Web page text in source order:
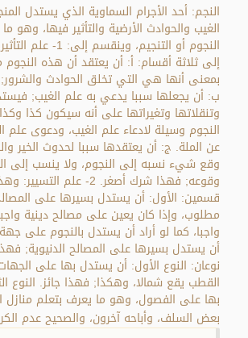
النجم: أحد الأجرام السماوية الذي يستدل
الغيب والحوادث الأرضية والتأثير فيها، وهو
النجوم أو التنجيم،
إلى ثلاثة أقسام: أ: أن يعتقد أن هذه النجوم
بمعنى أنها هي التي تخلق الحوادث
ب: أن يجعلها سببا يدعي به علم الغيب;
وتنقلاتها وتغيراتها على أنه سيكون كذا
النجوم وسيلة لادعاء علم الغيب، ودعوى علم
عن الملة. ج: أن يعتقدها سببا لحدوث الخير
وقع شيء نسبه إلى النجوم، ولا ينسب إلى
وقوعه; فهذا شرك أصغر. 2- علم
قسمين: الأول: أن يستدل بسيرها على
مطلوب، وإذا كان يعين على مصالح دينية
واجبا، كما لو أراد أن يستدل بالنجوم على جهة
أن يستدل بسيرها على المصالح الدنيوية;
نوعان: النوع الأول: أن يستدل بها على
القطب يقع شمالا، وهكذا; فهذا جائز. النوع
بها على الفصول، وهو ما يعرف بتعلم منازل
بعض السلف، وأباحه آخرون، والصحيح عدم